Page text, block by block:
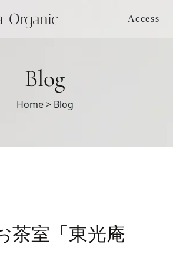
Organic Access
Blog
Home > Blog
茶室「東光庵